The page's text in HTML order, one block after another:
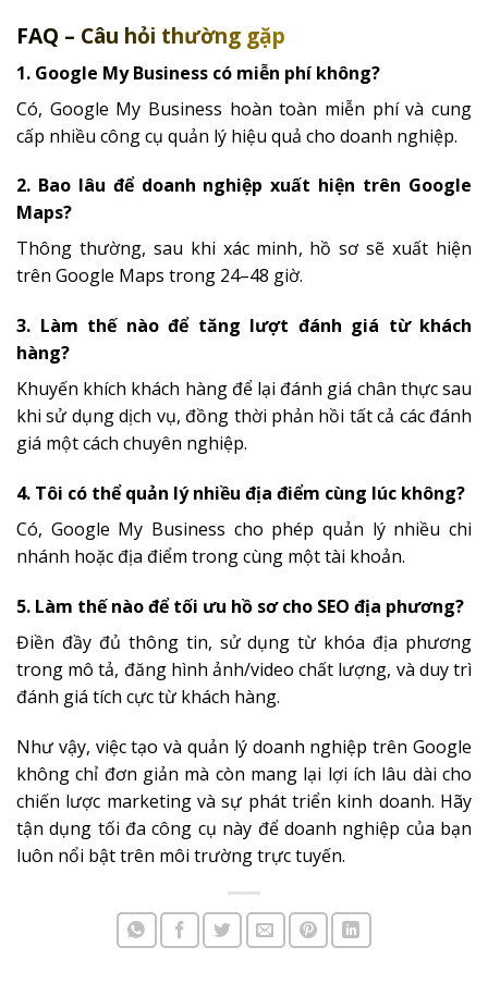
FAQ – Câu hỏi thường gặp
1. Google My Business có miễn phí không?
Có, Google My Business hoàn toàn miễn phí và cung
cấp nhiều công cụ quản lý hiệu quả cho doanh nghiệp.
2. Bao lâu để doanh nghiệp xuất hiện trên Google
Maps?
Thông thường, sau khi xác minh, hồ sơ sẽ xuất hiện
trên Google Maps trong 24–48 giờ.
3. Làm thế nào để tăng lượt đánh giá từ khách
hàng?
Khuyến khích khách hàng để lại đánh giá chân thực sau
khi sử dụng dịch vụ, đồng thời phản hồi tất cả các đánh
giá một cách chuyên nghiệp.
4. Tôi có thể quản lý nhiều địa điểm cùng lúc không?
Có, Google My Business cho phép quản lý nhiều chi
nhánh hoặc địa điểm trong cùng một tài khoản.
5. Làm thế nào để tối ưu hồ sơ cho SEO địa phương?
Điền đầy đủ thông tin, sử dụng từ khóa địa phương
trong mô tả, đăng hình ảnh/video chất lượng, và duy trì
đánh giá tích cực từ khách hàng.
Như vậy, việc tạo và quản lý doanh nghiệp trên Google
không chỉ đơn giản mà còn mang lại lợi ích lâu dài cho
chiến lược marketing và sự phát triển kinh doanh. Hãy
tận dụng tối đa công cụ này để doanh nghiệp của bạn
luôn nổi bật trên môi trường trực tuyến.